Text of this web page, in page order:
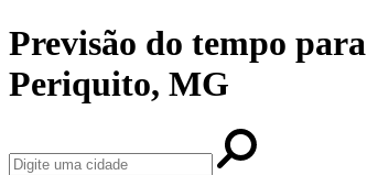
Previsão do tempo para
Periquito, MG